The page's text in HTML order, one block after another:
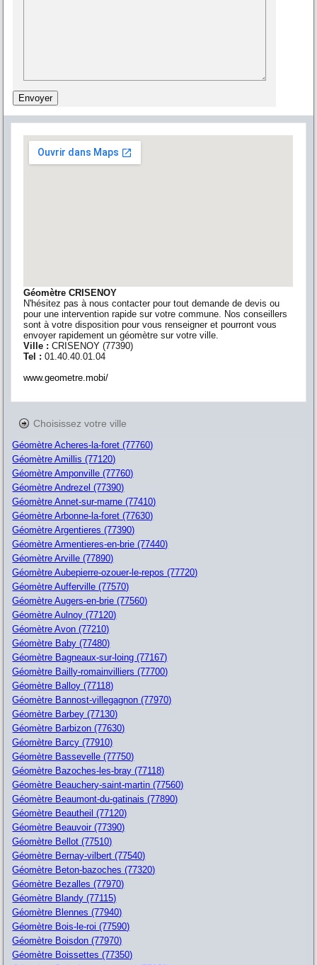
Géomètre CRISENOY
N'hésitez pas à nous contacter pour tout demande de devis ou
pour une intervention rapide sur votre commune. Nos conseillers
sont à votre disposition pour vous renseigner et pourront vous
envoyer rapidement un géomètre sur votre ville.
Ville :CRISENOY (77390)
Tel :01.40.40.01.04
www.geometre.mobi/
Choisissez votre ville
Géomètre Acheres-la-foret (77760)
Géomètre Amillis (77120)
Géomètre Amponville (77760)
Géomètre Andrezel (77390)
Géomètre Annet-sur-marne (77410)
Géomètre Arbonne-la-foret (77630)
Géomètre Argentieres (77390)
Géomètre Armentieres-en-brie (77440)
Géomètre Arville (77890)
Géomètre Aubepierre-ozouer-le-repos (77720)
Géomètre Aufferville (77570)
Géomètre Augers-en-brie (77560)
Géomètre Aulnoy (77120)
Géomètre Avon (77210)
Géomètre Baby (77480)
Géomètre Bagneaux-sur-loing (77167)
Géomètre Bailly-romainvilliers (77700)
Géomètre Balloy (77118)
Géomètre Bannost-villegagnon (77970)
Géomètre Barbey (77130)
Géomètre Barbizon (77630)
Géomètre Barcy (77910)
Géomètre Bassevelle (77750)
Géomètre Bazoches-les-bray (77118)
Géomètre Beauchery-saint-martin (77560)
Géomètre Beaumont-du-gatinais (77890)
Géomètre Beautheil (77120)
Géomètre Beauvoir (77390)
Géomètre Bellot (77510)
Géomètre Bernay-vilbert (77540)
Géomètre Beton-bazoches (77320)
Géomètre Bezalles (77970)
Géomètre Blandy (77115)
Géomètre Blennes (77940)
Géomètre Bois-le-roi (77590)
Géomètre Boisdon (77970)
Géomètre Boissettes (77350)